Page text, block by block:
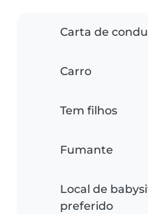
Carta de
Carro
Tem filhos
Fumante
Local de
preferido